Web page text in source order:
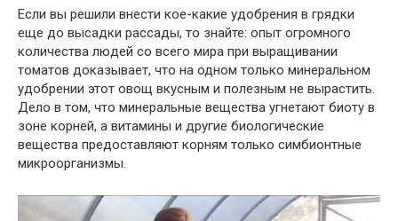
Если вы решили внести кое-какие удобрения в грядки
еще до высадки рассады, то знайте: опыт огромного
количества людей со всего мира при выращивании
томатов доказывает, что на одном только минеральном
удобрении этот овощ вкусным и полезным не вырастить.
Дело в том, что минеральные вещества угнетают биоту в
зоне корней, а витамины и другие биологические
вещества предоставляют корням только симбионтные
микроорганизмы.